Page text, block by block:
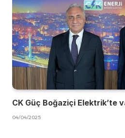
CK Güç Boğaziçi Elektrik’te
04/04/2025